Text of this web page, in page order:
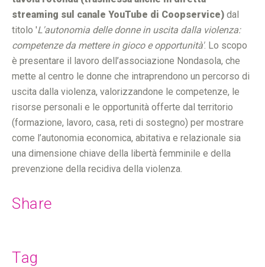
streaming sul canale YouTube di Coopservice) dal
titolo 'L'autonomia delle donne in uscita dalla violenza:
competenze da mettere in gioco e opportunità'. Lo scopo
è presentare il lavoro dell’associazione Nondasola, che
mette al centro le donne che intraprendono un percorso di
uscita dalla violenza, valorizzandone le competenze, le
risorse personali e le opportunità offerte dal territorio
(formazione, lavoro, casa, reti di sostegno) per mostrare
come l’autonomia economica, abitativa e relazionale sia
una dimensione chiave della libertà femminile e della
prevenzione della recidiva della violenza.
Share
Tag